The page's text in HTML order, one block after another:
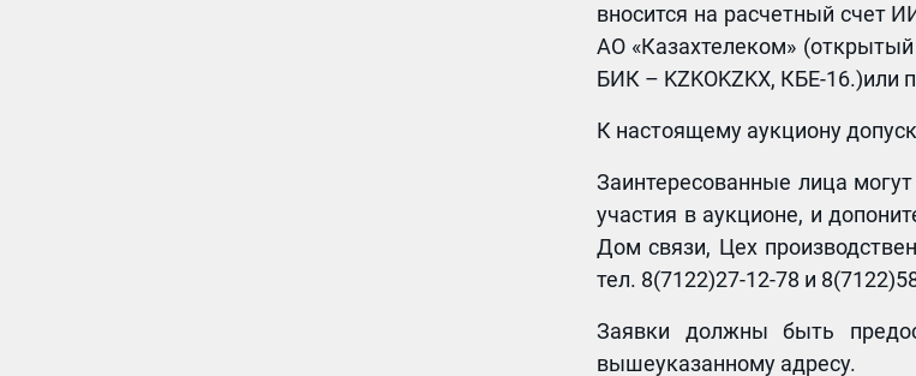
вносится на расчетный счет
АО «Казахтелеком»
БИК – KZKOKZKX, КБЕ-16.)или
К настоящему аукциону
Заинтересованные лица
участия в аукционе, и
Дом связи, Цех
тел. 8(7122)27-12-78 и
Заявки должны быть
вышеуказанному адресу.